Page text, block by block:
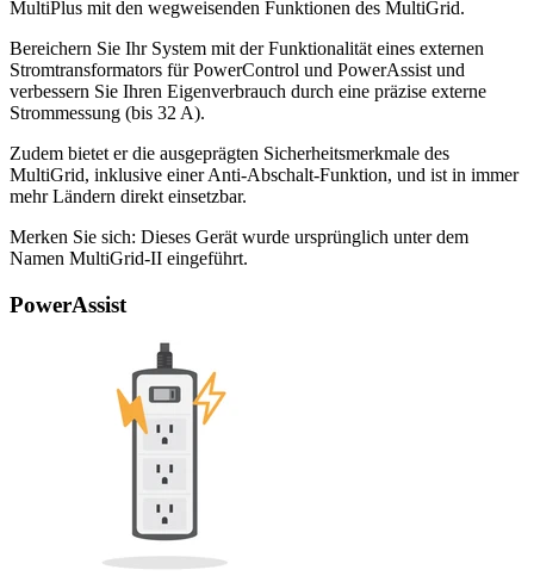
MultiPlus mit den wegweisenden Funktionen des MultiGrid.
Bereichern Sie Ihr System mit der Funktionalität eines externen
Stromtransformators für PowerControl und PowerAssist und
verbessern Sie Ihren Eigenverbrauch durch eine präzise externe
Strommessung (bis 32 A).
Zudem bietet er die ausgeprägten Sicherheitsmerkmale des
MultiGrid, inklusive einer Anti-Abschalt-Funktion, und ist in immer
mehr Ländern direkt einsetzbar.
Merken Sie sich: Dieses Gerät wurde ursprünglich unter dem
Namen MultiGrid-II eingeführt.
PowerAssist